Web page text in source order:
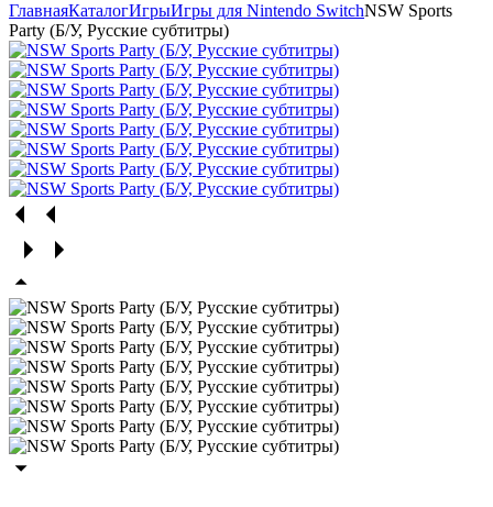
ГлавнаяКаталогИгрыИгры для Nintendo SwitchNSW Sports
Party (Б/У, Русские субтитры)